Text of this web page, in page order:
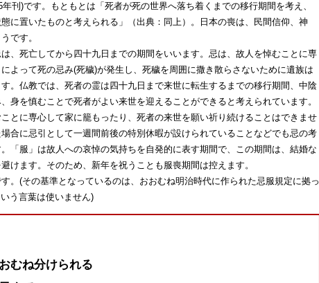
刊)です。もともとは「死者が死の世界へ落ち着くまでの移行期間を考え、
に置いたものと考えられる」（出典：同上）。日本の喪は、民間信仰、神
です。
、死亡してから四十九日までの期間をいいます。忌は、故人を悼むことに専
よって死の忌み(死穢)が発生し、死穢を周囲に撒き散らさないために遺族は
。仏教では、死者の霊は四十九日まで来世に転生するまでの移行期間、中陰
身を慎むことで死者がよい来世を迎えることができると考えられています。
とに専心して家に籠もったり、死者の来世を願い祈り続けることはできませ
合に忌引として一週間前後の特別休暇が設けられていることなどでも忌の考
「服」は故人への哀悼の気持ちを自発的に表す期間で、この期間は、結婚な
けます。そのため、新年を祝うことも服喪期間は控えます。
。(その基準となっているのは、おおむね明治時代に作られた忌服規定に拠っ
う言葉は使いません)
むね分けられる